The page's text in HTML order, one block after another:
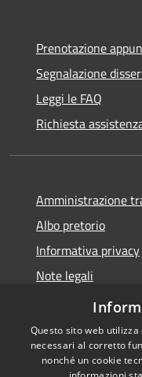
Prenotazione
Segnalazione
Leggi le FAQ
Richiesta
Amministrazione
Albo pretorio
Informativa privacy
Note legali
Dichiarazione di
Questo sito web
necessari al corretto
nonché un cookie